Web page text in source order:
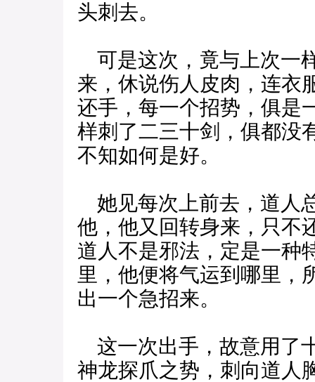
头刺去。
可是这次，竟与上次一
来，休说伤人皮肉，连衣
还手，每一个招势，俱是
样刺了二三十剑，俱都没
不知如何是好。
她见每次上前去，道人
他，他又回转身来，只不
道人不是邪法，定是一种
里，他便将气运到哪里，
出一个急招来。
这一次出手，故意用了
神龙探爪之势，刺向道人